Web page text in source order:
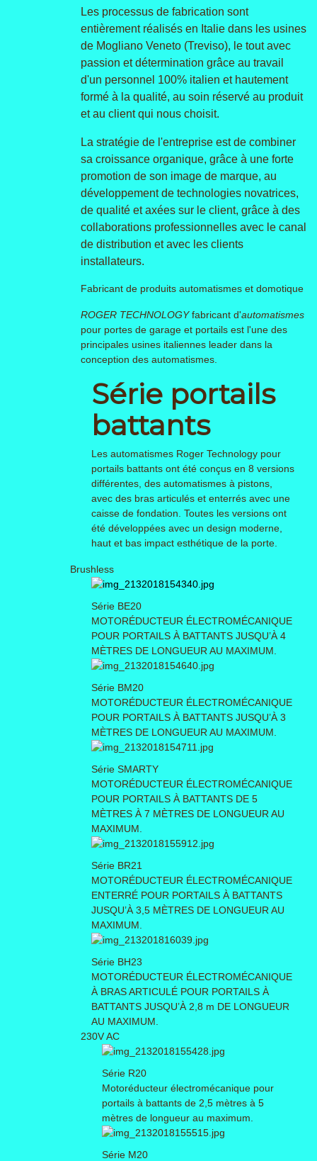
Les processus de fabrication sont
entièrement réalisés en Italie dans les usines
de Mogliano Veneto (Treviso), le tout avec
passion et détermination grâce au travail
d'un personnel 100% italien et hautement
formé à la qualité, au soin réservé au produit
et au client qui nous choisit.
La stratégie de l'entreprise est de combiner
sa croissance organique, grâce à une forte
promotion de son image de marque, au
développement de technologies novatrices,
de qualité et axées sur le client, grâce à des
collaborations professionnelles avec le canal
de distribution et avec les clients
installateurs.
Fabricant de produits automatismes et domotique
ROGER TECHNOLOGYfabricant d'automatismes
pour portes de garage et portails est l'une des
principales usines italiennes leader dans la
conception des automatismes.
Série portails
battants
Les automatismes Roger Technology pour
portails battants ont été conçus en 8 versions
différentes, des automatismes à pistons,
avec des bras articulés et enterrés avec une
caisse de fondation. Toutes les versions ont
été développées avec un design moderne,
haut et bas impact esthétique de la porte.
Brushless
Série BE20
MOTORÉDUCTEUR ÉLECTROMÉCANIQUE
POUR PORTAILS À BATTANTS JUSQU’À 4
MÈTRES DE LONGUEUR AU MAXIMUM.
Série BM20
MOTORÉDUCTEUR ÉLECTROMÉCANIQUE
POUR PORTAILS À BATTANTS JUSQU’À 3
MÈTRES DE LONGUEUR AU MAXIMUM.
Série SMARTY
MOTORÉDUCTEUR ÉLECTROMÉCANIQUE
POUR PORTAILS À BATTANTS DE 5
MÈTRES À 7 MÈTRES DE LONGUEUR AU
MAXIMUM.
Série BR21
MOTORÉDUCTEUR ÉLECTROMÉCANIQUE
ENTERRÉ POUR PORTAILS À BATTANTS
JUSQU’À 3,5 MÈTRES DE LONGUEUR AU
MAXIMUM.
Série BH23
MOTORÉDUCTEUR ÉLECTROMÉCANIQUE
À BRAS ARTICULÉ POUR PORTAILS À
BATTANTS JUSQU’À 2,8 m DE LONGUEUR
AU MAXIMUM.
230V AC
Série R20
Motoréducteur électromécanique pour
portails à battants de 2,5 mètres à 5
mètres de longueur au maximum.
Série M20